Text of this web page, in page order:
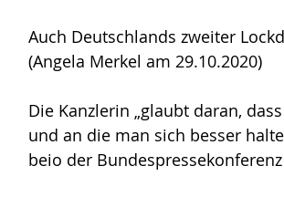
Auch Deutschlands zweiter
(Angela Merkel am 29.10.2020)
Die Kanzlerin „glaubt daran,
und an die man sich besser
beio der